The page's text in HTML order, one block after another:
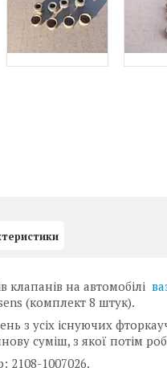
клапанів на автомобілі
(комплект 8 штук).
з усіх існуючих
суміш, з якої потім
2108-1007026.